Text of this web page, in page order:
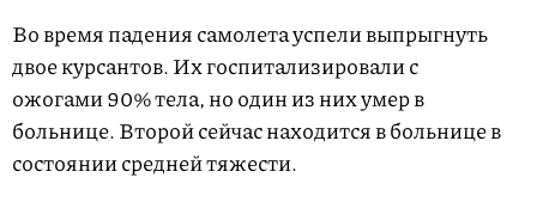
Во время падения самолета успели выпрыгнуть
двое курсантов. Их госпитализировали с
ожогами 90% тела, но один из них умер в
больнице. Второй сейчас находится в больнице в
состоянии средней тяжести.